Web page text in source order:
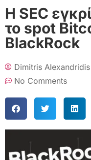
Η SEC
το spot
BlackRock
Dimitris Alexandridis
No Comments